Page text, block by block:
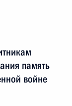
память
войне